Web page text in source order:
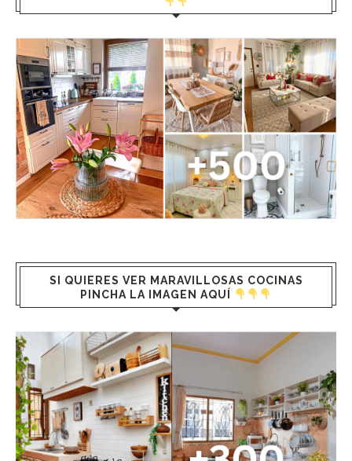
SI QUIERES VER MARAVILLOSAS COCINAS
PINCHA LA IMAGEN AQUÍ